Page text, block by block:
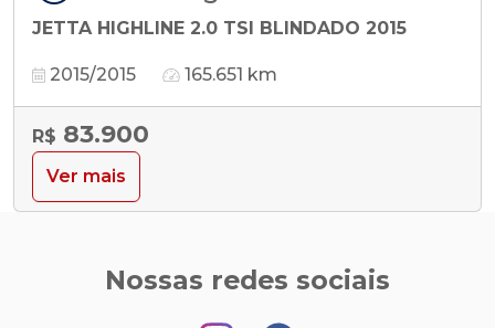
JETTA HIGHLINE 2.0 TSI BLINDADO 2015
2015/2015 165.651 km
R$ 83.900
Ver mais
Nossas redes sociais